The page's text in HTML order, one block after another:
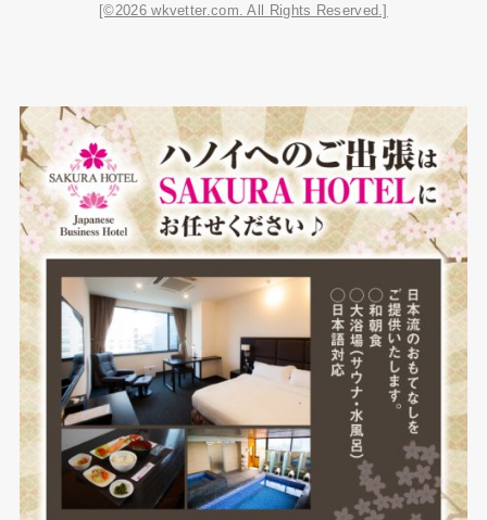
[©2026 wkvetter.com. All Rights Reserved.]